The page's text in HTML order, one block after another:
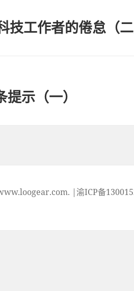
工作者的倦怠（二
示（一）
|渝ICP备